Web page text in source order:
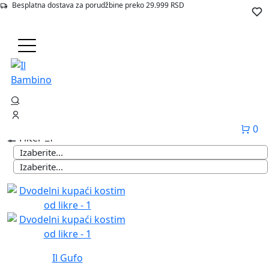
Besplatna dostava za porudžbine preko 29.999 RSD
0
Devojčica 2-16 (1)
Filter
Il Gufo